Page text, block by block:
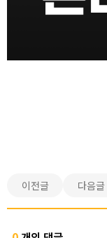
이전글 다음글